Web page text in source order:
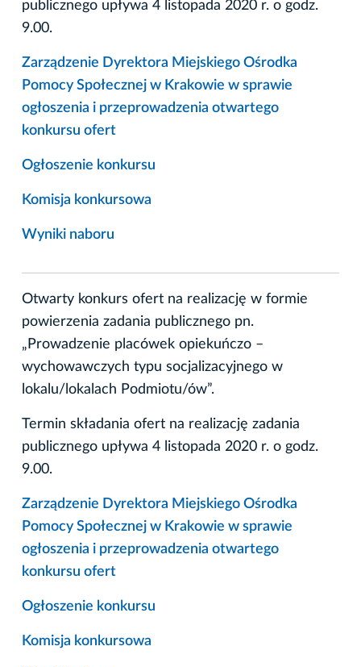
publicznego upływa 4 listopada 2020 r. o godz.
9.00.
Zarządzenie Dyrektora Miejskiego Ośrodka
Pomocy Społecznej w Krakowie w sprawie
ogłoszenia i przeprowadzenia otwartego
konkursu ofert
Ogłoszenie konkursu
Komisja konkursowa
Wyniki naboru
Otwarty konkurs ofert na realizację w formie
powierzenia zadania publicznego pn.
„Prowadzenie placówek opiekuńczo –
wychowawczych typu socjalizacyjnego w
lokalu/lokalach Podmiotu/ów”.
Termin składania ofert na realizację zadania
publicznego upływa 4 listopada 2020 r. o godz.
9.00.
Zarządzenie Dyrektora Miejskiego Ośrodka
Pomocy Społecznej w Krakowie w sprawie
ogłoszenia i przeprowadzenia otwartego
konkursu ofert
Ogłoszenie konkursu
Komisja konkursowa